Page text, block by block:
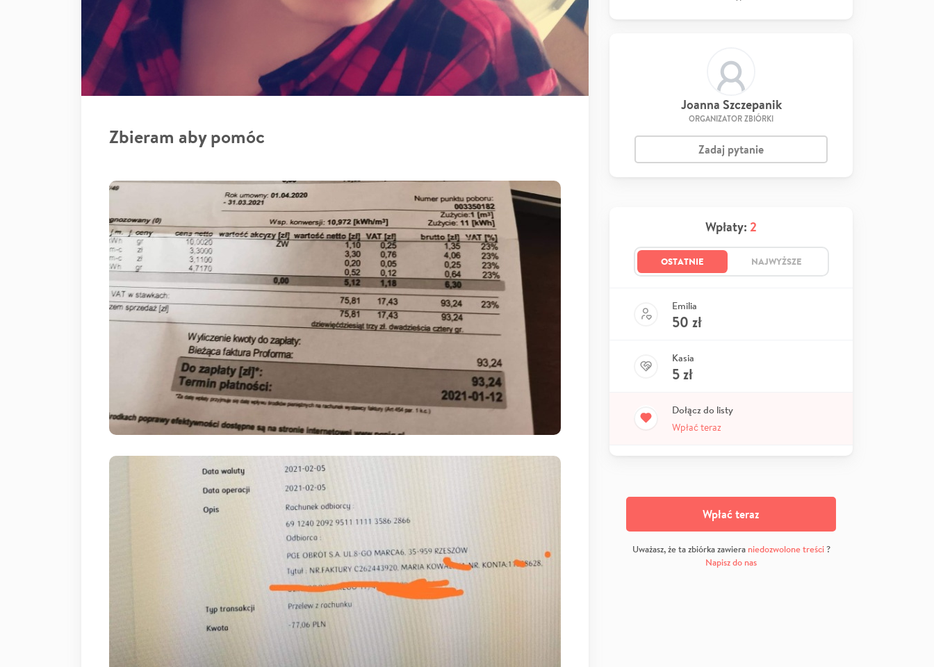
Zbieram aby pomóc
Joanna Szczepanik
ORGANIZATOR ZBIÓRKI
Zadaj pytanie
Wpłaty: 2
OSTATNIE NAJWYŻSZE
Emilia
50 zł
Kasia
5zł
Dołącz do listy
Wpłać teraz
Wpłać teraz
Uważasz, że ta zbiórka zawiera niedozwolone treści?
Napisz do nas